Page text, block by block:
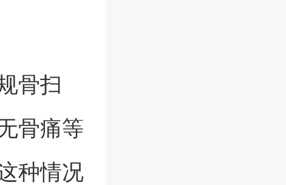
骨扫
骨痛等
种情况